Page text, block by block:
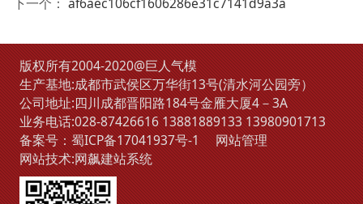
版权所有2004-2020@巨人气模
生产基地:成都市武侯区万华街13号(清水河公园旁）
公司地址:四川成都晋阳路184号金雁大厦4－3A
业务电话:028-874266161388188913313980901713
备案号：蜀ICP备17041937号-1
网站管理
网站技术:网飙建站系统